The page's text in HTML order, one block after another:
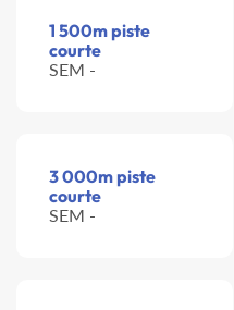
1 500m piste
courte
SEM -
3 000m piste
courte
SEM -